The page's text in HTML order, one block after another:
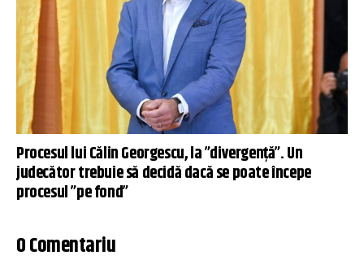
Procesul lui Călin Georgescu, la ”divergență”. Un
judecător trebuie să decidă dacă se poate începe
procesul ”pe fond”
0 Comentariu